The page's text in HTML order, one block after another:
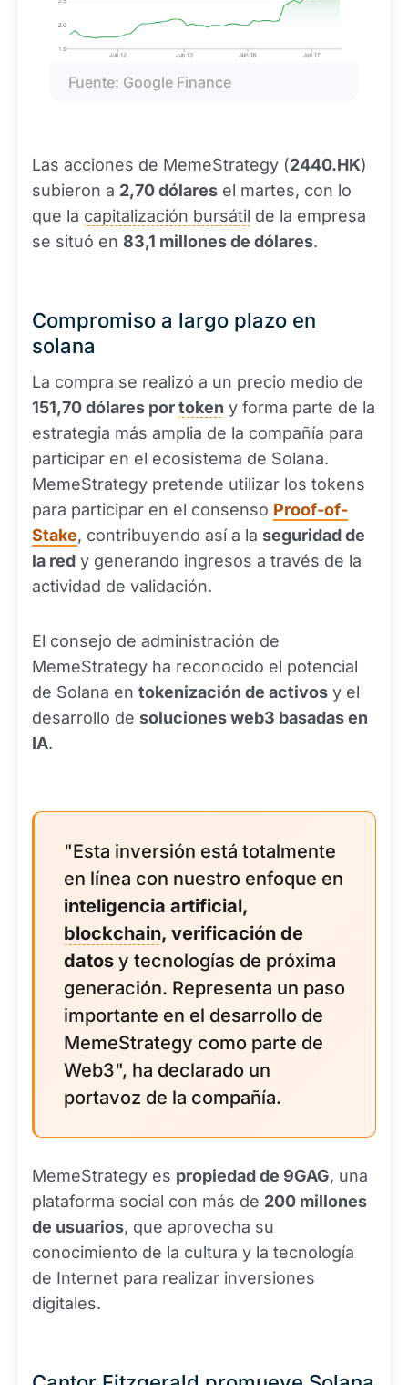
Fuente: Google Finance
Las acciones de MemeStrategy (2440.HK)
subieron a 2,70 dólares el martes, con lo
que la capitalización bursátil de la empresa
se situó en 83,1 millones de dólares.
Compromiso a largo plazo en
solana
La compra se realizó a un precio medio de
151,70 dólares portoken y forma parte de la
estrategia más amplia de la compañía para
participar en el ecosistema de Solana.
MemeStrategy pretende utilizar los tokens
para participar en el consenso Proof-of-
Stake, contribuyendo así a la seguridad de
la red y generando ingresos a través de la
actividad de validación.
El consejo de administración de
MemeStrategy ha reconocido el potencial
de Solana en tokenización de activos y el
desarrollo de soluciones web3 basadas en
IA.
"Esta inversión está totalmente
en línea con nuestro enfoque en
inteligencia artificial,
blockchain, verificación de
datos y tecnologías de próxima
generación. Representa un paso
importante en el desarrollo de
MemeStrategy como parte de
Web3", ha declarado un
portavoz de la compañía.
MemeStrategy es propiedad de 9GAG, una
plataforma social con más de 200 millones
de usuarios, que aprovecha su
conocimiento de la cultura y la tecnología
de Internet para realizar inversiones
digitales.